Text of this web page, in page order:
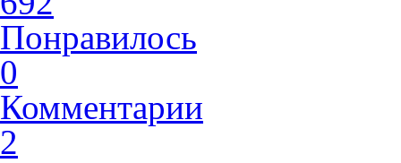
Понравилось
0
Комментарии
2